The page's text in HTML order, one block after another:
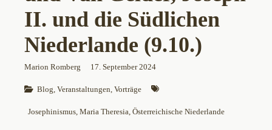
II. und die Südlichen
Niederlande (9.10.)
Marion Romberg 17. September 2024
Blog, Veranstaltungen, Vorträge
Josephinismus, Maria Theresia, Österreichische Niederlande